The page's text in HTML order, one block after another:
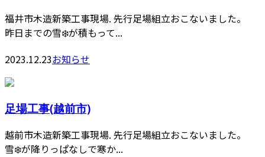
福井市木造新築工事現場. 先行足場組立おこないました。
昨日までの雪❄️が積もって...
2023.12.23お知らせ
足場工事(越前市)
越前市木造新築工事現場. 先行足場組立おこないました。
雪❄️が降りっぱなしで寒か...